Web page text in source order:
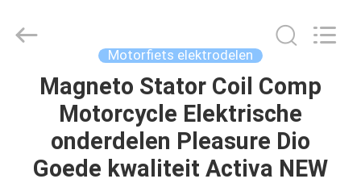
THUIS
PRODUCTEN
Spare
Parts
Motorfiets elektrodelen
Magneto Stator Coil Comp
Motorcycle Elektrische
onderdelen Pleasure Dio
Goede kwaliteit Activa NEW